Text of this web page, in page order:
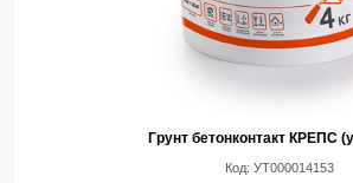
Грунт бетонконтакт КРЕПС
Код: УТ000014153